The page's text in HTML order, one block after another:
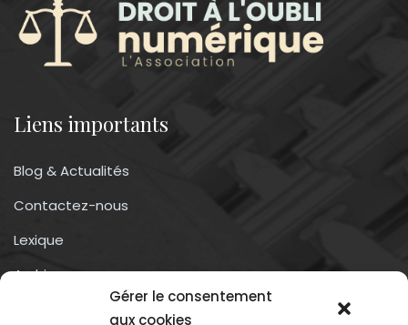
Gérer le consentement
aux cookies
Liens importants
Blog & Actualités
Contactez-nous
Lexique
Archives
Conditions générales d’utilisation